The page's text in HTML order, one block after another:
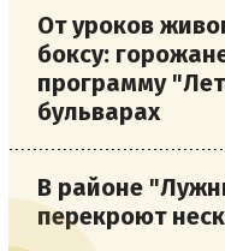
От уроков
боксу:
программу
бульварах
В районе
перекроют